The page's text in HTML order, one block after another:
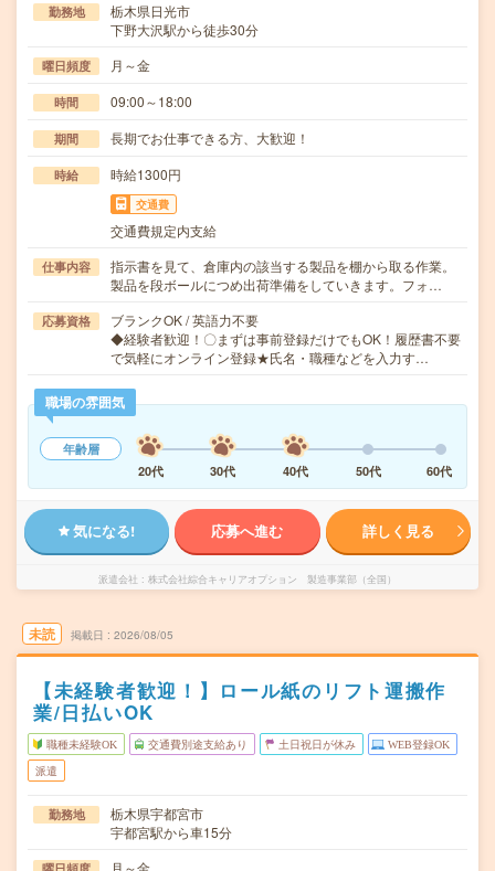
勤務地
栃木県日光市
下野大沢駅から徒歩30分
曜日頻度 月～金
時間 09:00～18:00
期間 長期でお仕事できる方、大歓迎！
時給 時給1300円
交通費
交通費規定内支給
仕事内容
指示書を見て、倉庫内の該当する製品を棚から取る作業。
製品を段ボールにつめ出荷準備をしていきます。フォ…
応募資格
ブランクOK / 英語力不要
◆経験者歓迎！〇まずは事前登録だけでもOK！履歴書不要
で気軽にオンライン登録★氏名・職種などを入力す…
職場の雰囲気
年齢層
20代
30代 40代 50代 60代
気になる! 応募へ進む 詳しく見る
派遣会社 株式会社綜合キャリアオプション 製造事業部（全国）
未読 掲載日 2026/08/05
【未経験者歓迎！】ロール紙のリフト運搬作
業/日払いOK
職種未経験OK 交通費別途支給あり 土日祝日が休み WEB登録OK
派遣
勤務地
栃木県宇都宮市
宇都宮駅から車15分
月～金